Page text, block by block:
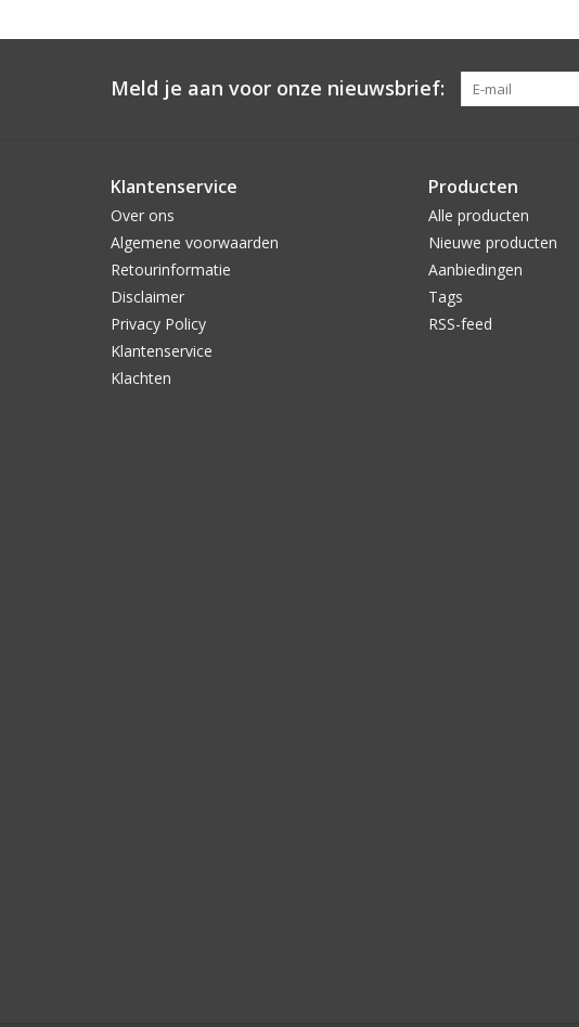
Meld je aan voor onze nieuwsbrief:
Klantenservice
Over ons
Algemene voorwaarden
Retourinformatie
Disclaimer
Privacy Policy
Klantenservice
Klachten
Producten
Alle producten
Nieuwe producten
Aanbiedingen
Tags
RSS-feed